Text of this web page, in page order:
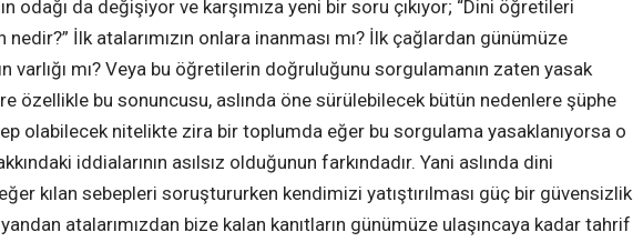
odağı da değişiyor ve karşımıza yeni bir soru çıkıyor; “Dini öğretileri
nedir?” İlk atalarımızın onlara inanması mı? İlk çağlardan günümüze
varlığı mı? Veya bu öğretilerin doğruluğunu sorgulamanın zaten yasak
özellikle bu sonuncusu, aslında öne sürülebilecek bütün nedenlere şüphe
olabilecek nitelikte zira bir toplumda eğer bu sorgulama yasaklanıyorsa o
iddialarının asılsız olduğunun farkındadır. Yani aslında dini
kılan sebepleri soruştururken kendimizi yatıştırılması güç bir güvensizlik
atalarımızdan bize kalan kanıtların günümüze ulaşıncaya kadar tahrif